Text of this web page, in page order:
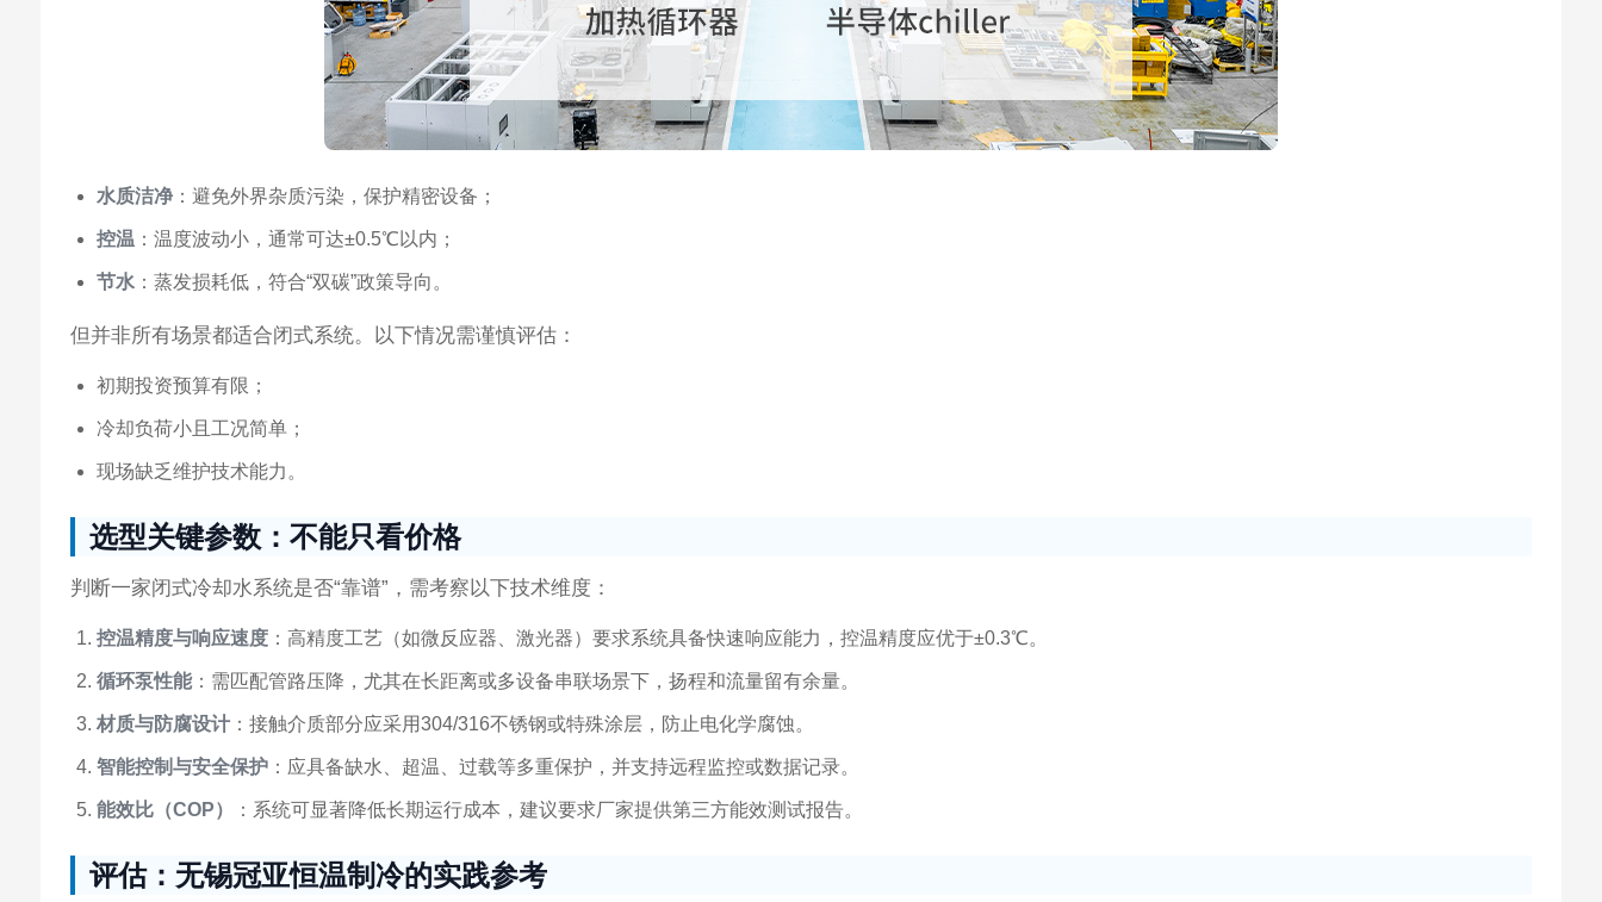
水质洁净 ：避免外界杂质污染，保护精密设备；
控温 ：温度波动小，通常可达±0.5℃以内；
节水 ：蒸发损耗低，符合“双碳”政策导向。
但并非所有场景都适合闭式系统。以下情况需谨慎评估：
初期投资预算有限；
冷却负荷小且工况简单；
现场缺乏维护技术能力。
选型关键参数：不能只看价格
判断一家闭式冷却水系统是否“靠谱”，需考察以下技术维度：
控温精度与响应速度 ：高精度工艺（如微反应器、激光器）要求系统具备快速响应能力，控温精度应优于±0.3℃。
循环泵性能：需匹配管路压降，尤其在长距离或多设备串联场景下，扬程和流量留有余量。
材质与防腐设计 ：接触介质部分应采用304/316不锈钢或特殊涂层，防止电化学腐蚀。
智能控制与安全保护 ：应具备缺水、超温、过载等多重保护，并支持远程监控或数据记录。
能效比（COP） ：系统可显著降低长期运行成本，建议要求厂家提供第三方能效测试报告。
评估：无锡冠亚恒温制冷的实践参考